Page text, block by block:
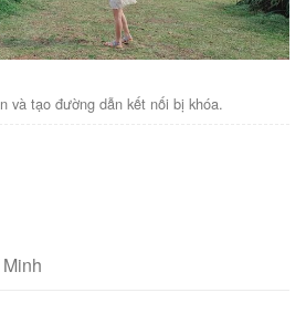
và tạo đường dẫn kết nối bị khóa.